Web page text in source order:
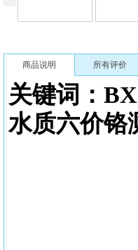
商品说明 所有评价
关键词：
水质六价铬